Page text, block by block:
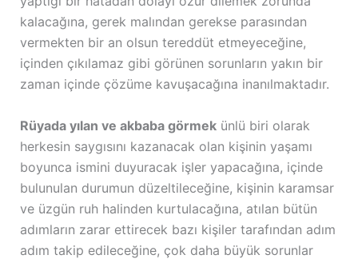
kalacağına, gerek malından gerekse parasından
vermekten bir an olsun tereddüt etmeyeceğine,
içinden çıkılamaz gibi görünen sorunların yakın bir
zaman içinde çözüme kavuşacağına inanılmaktadır.
Rüyada yılan ve akbaba görmekünlü biri olarak
herkesin saygısını kazanacak olan kişinin yaşamı
boyunca ismini duyuracak işler yapacağına, içinde
bulunulan durumun düzeltileceğine, kişinin karamsar
ve üzgün ruh halinden kurtulacağına, atılan bütün
adımların zarar ettirecek bazı kişiler tarafından adım
adım takip edileceğine, çok daha büyük sorunlar